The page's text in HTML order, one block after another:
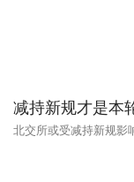
减持新规才是本
北交所或受减持新规影